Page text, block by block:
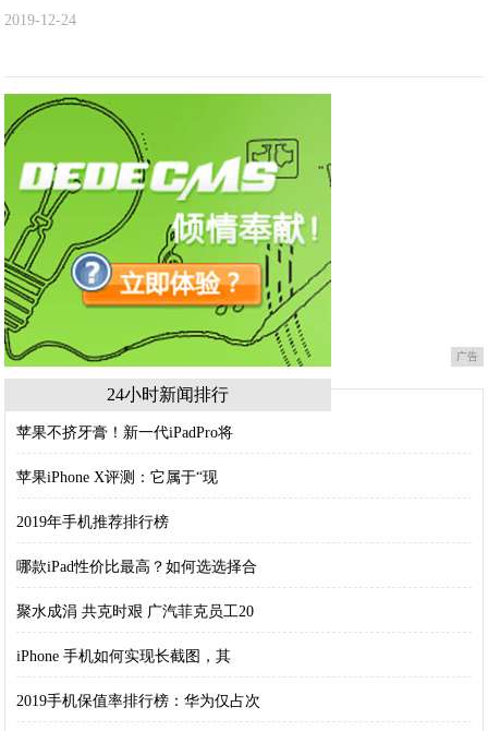
2019-12-24
广告
24小时新闻排行
苹果不挤牙膏！新一代iPadPro将
苹果iPhone X评测：它属于“现
2019年手机推荐排行榜
哪款iPad性价比最高？如何选选择合
聚水成涓 共克时艰 广汽菲克员工20
iPhone 手机如何实现长截图，其
2019手机保值率排行榜：华为仅占次